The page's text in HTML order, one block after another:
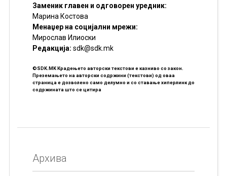
Заменик главен и одговорен уредник:
Марина Костова
Менаџер на социјални мрежи:
Мирослав Илиоски
Редакцијa: sdk@sdk.mk
©SDK.MK Крадењето авторски текстови е казниво со закон.
Преземањето на авторски содржини (текстови) од оваа
страница е дозволено само делумно и со ставање хиперлинк до
содржината што се цитира
Архива